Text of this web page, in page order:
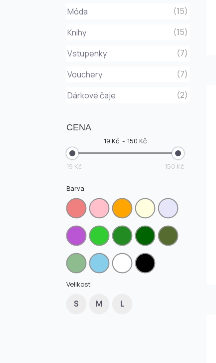
Móda
(15)
Knihy
(15)
Vstupenky
(7)
Vouchery
(7)
Dárkové čaje
(2)
CENA
19 Kč 150 Kč
19 Kč 150 Kč
Barva
Velikost
S M L